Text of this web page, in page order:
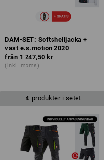
DAM-SET: Softshelljacka +
väst e.s.motion 2020
från 1 247,50 kr
(inkl. moms)
4 produkter i setet